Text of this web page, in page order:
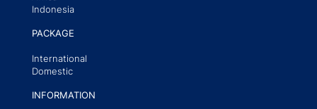
Indonesia
PACKAGE
International
Domestic
INFORMATION